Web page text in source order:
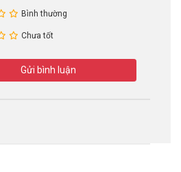
Bình thường
Chưa tốt
Gửi bình luận